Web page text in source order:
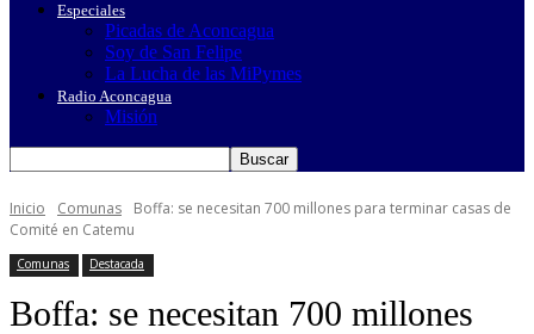
Especiales
Picadas de Aconcagua
Soy de San Felipe
La Lucha de las MiPymes
Radio Aconcagua
Misión
Inicio Comunas
Boffa: se necesitan 700 millones para terminar casas de
Comité en Catemu
Comunas Destacada
Boffa: se necesitan 700 millones